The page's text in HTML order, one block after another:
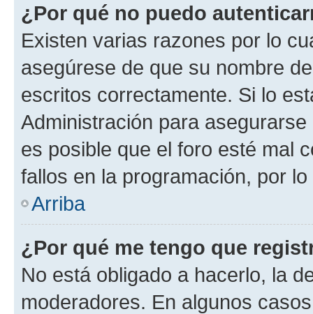
¿Por qué no puedo
Existen varias razones por lo
asegúrese de que su nombre
escritos correctamente. Si lo
Administración para
es posible que el foro esté mal
fallos en la programación, por
Arriba
¿Por qué me tengo que
No está obligado a hacerlo, la
moderadores. En algunos